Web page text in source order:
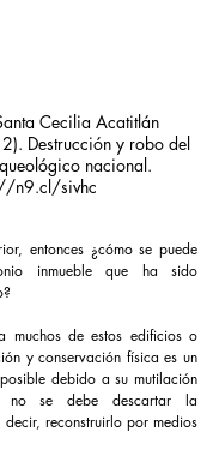
Destrucción y robo del
nacional.
n9.cl/sivhc
entonces ¿cómo se puede
inmueble que ha sido
muchos de estos edificios o
y conservación física es un
debido a su mutilación
no se debe descartar la
reconstruirlo por medios